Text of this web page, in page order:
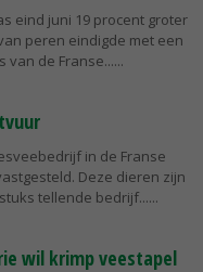
eind juni 19 procent groter
peren eindigde met een
van de Franse...
in de Franse
Deze dieren zijn
tellende bedrijf...
wil krimp veestapel